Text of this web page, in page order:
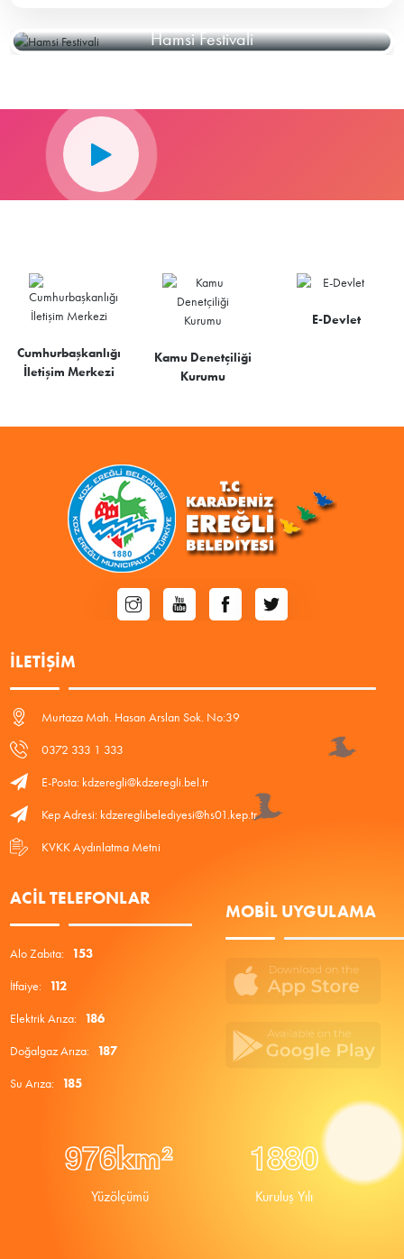
Hamsi Festivali
Cumhurbaşkanlığı
İletişim Merkezi
Kamu Denetçiliği
Kurumu
E-Devlet
İLETIŞIM
Murtaza Mah. Hasan Arslan Sok. No:39
0372 333 1 333
E-Posta: kdzeregli@kdzeregli.bel.tr
Kep Adresi: kdzereglibelediyesi@hs01.kep.tr
KVKK Aydınlatma Metni
ACIL TELEFONLAR
Alo Zabıta: 153
İtfaiye: 112
Elektrik Arıza: 186
Doğalgaz Arıza: 187
Su Arıza: 185
MOBIL UYGULAMA
976km²
Yüzölçümü
1880
Kuruluş Yılı